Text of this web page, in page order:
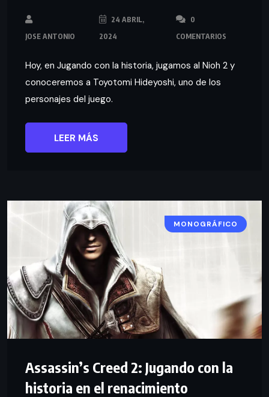
JOSE ANTONIO
24 ABRIL,
2024
0
COMENTARIOS
Hoy, en Jugando con la historia, jugamos al Nioh 2 y
conoceremos a Toyotomi Hideyoshi, uno de los
personajes del juego.
LEER MÁS
MONOGRÁFICO
Assassin’s Creed 2: Jugando con la
historia en el renacimiento